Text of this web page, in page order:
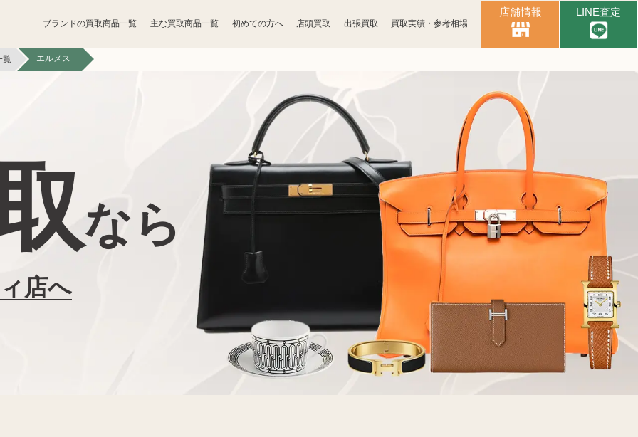
ブランドの買取商品一覧 主な買取商品一覧
ブランド買取
化粧品買取 古銭買取
鉄道模型買取 トレカ買取 ゲーム買取
パソコン
周辺機器買取
ライター買取 骨董品買取 食器買取 楽器買取
家電買取
ベビー用品買取 おもちゃ買取 電子辞書買取
着物買取 Apple買取 レコード買取
初めての方へ 店頭買取 出張買取 買取実績・参考相場
店舗情報 LINE査定
覧 エルメス
なら
店へ